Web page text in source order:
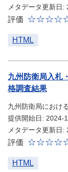
メタデータ更新日:
評価
HTML
九州防衛局入札
格調査結果
九州防衛局におけ
提供開始日: 2024-
メタデータ更新日:
評価
HTML